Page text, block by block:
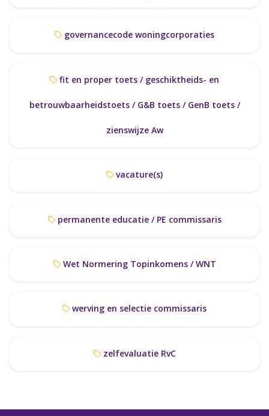
governancecode woningcorporaties
betrouwbaarheidstoets / G&B toets / GenB toets /
zienswijze Aw
vacature(s)
permanente educatie / PE commissaris
Wet Normering Topinkomens / WNT
werving en selectie commissaris
zelfevaluatie RvC